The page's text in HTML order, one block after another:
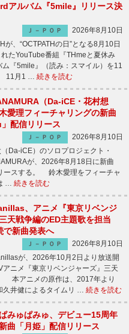
アルバム『5mile』リリース決
Ｊ－ＰＯＰ
2026年8月10日
が、“OCTPATHの日”となる8月10日
たYouTube番組『THmeと夏休み
『5mile』（読み：スマイル）を11
11月1 … 続きを読む
（Da-iCE・花村想
愛理フィーチャリングの新曲
」配信リリース
Ｊ－ＰＯＰ
2026年8月10日
Da-iCE）のソロプロジェクト・
が、2026年8月18日に新曲
ースする。 鈴木愛理をフィーチャ
… 続きを読む
、アニメ『東京リベンジ
天戦争編のED主題歌を担当
で新曲発表へ
Ｊ－ＰＯＰ
2026年8月10日
が、2026年10月2日より放送開
アニメ『東京リベンジャーズ』三天
本アニメの原作は、2017年より
久井健によるタイムリ … 続きを読む
みゅぱみゅ、デビュー15周年
曲「月姫」配信リリース